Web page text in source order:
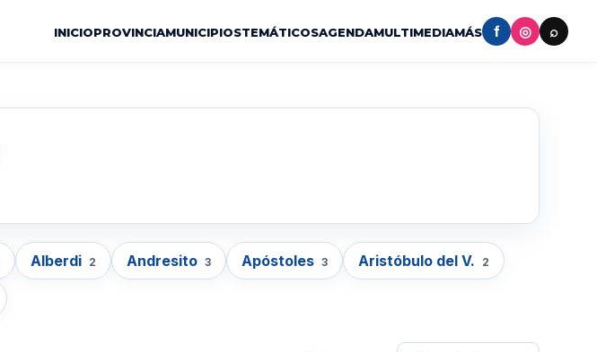
INICIOPROVINCIAMUNICIPIOSTEMÁTICOSAGENDAMULTIMEDIAMÁS f ◎ ⌕
Alberdi 2 Andresito 3 Apóstoles 3 Aristóbulo del V. 2